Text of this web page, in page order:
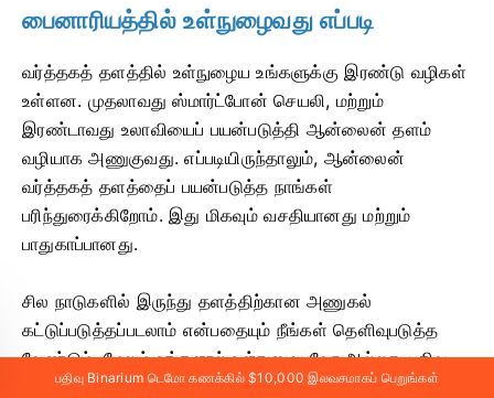
பைனாரியத்தில் உள்நுழைவது எப்படி
வர்த்தகத் தளத்தில் உள்நுழைய உங்களுக்கு இரண்டு வழிகள்
உள்ளன. முதலாவது ஸ்மார்ட்போன் செயலி, மற்றும்
இரண்டாவது உலாவியைப் பயன்படுத்தி ஆன்லைன் தளம்
வழியாக அணுகுவது. எப்படியிருந்தாலும், ஆன்லைன்
வர்த்தகத் தளத்தைப் பயன்படுத்த நாங்கள்
பரிந்துரைக்கிறோம். இது மிகவும் வசதியானது மற்றும்
பாதுகாப்பானது.
சில நாடுகளில் இருந்து தளத்திற்கான அணுகல்
கட்டுப்படுத்தப்படலாம் என்பதையும் நீங்கள் தெளிவுபடுத்த
வேண்டும், மேலும் உங்களால் உள்நுழையவோ அல்லது பதிவு
செய்யவோ முடியாது. தற்போதைக்கு, அமெரிக்கா, இஸ்ரேல்
பதிவு Binarium டெமோ கணக்கில் $10,000 இலவசமாகப் பெறுங்கள்